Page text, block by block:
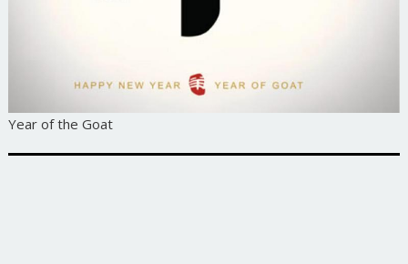
Year of the Goat